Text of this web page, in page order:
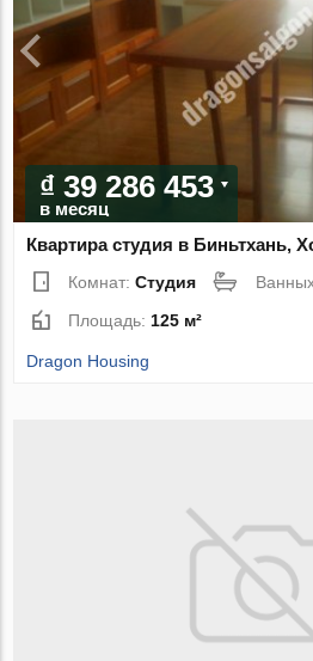
₫ 39 286 453
в месяц
Квартира студия в Биньтхань,
Комнат:Студия
Площадь: 125 м²
Dragon Housing